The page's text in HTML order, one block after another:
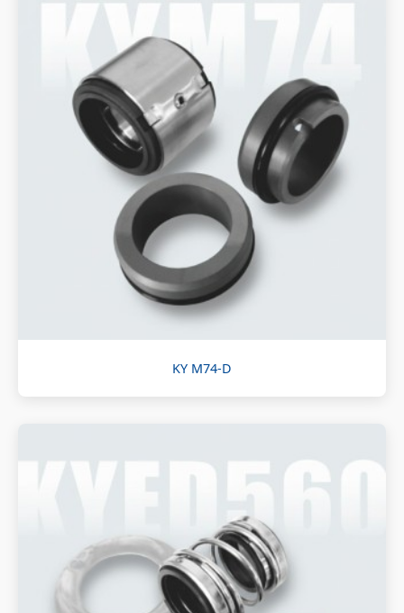
KY M74-D